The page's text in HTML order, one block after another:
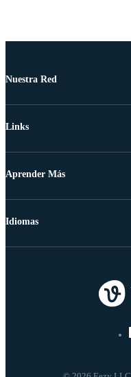
Nuestra Red
Links
Aprender Más
Idiomas